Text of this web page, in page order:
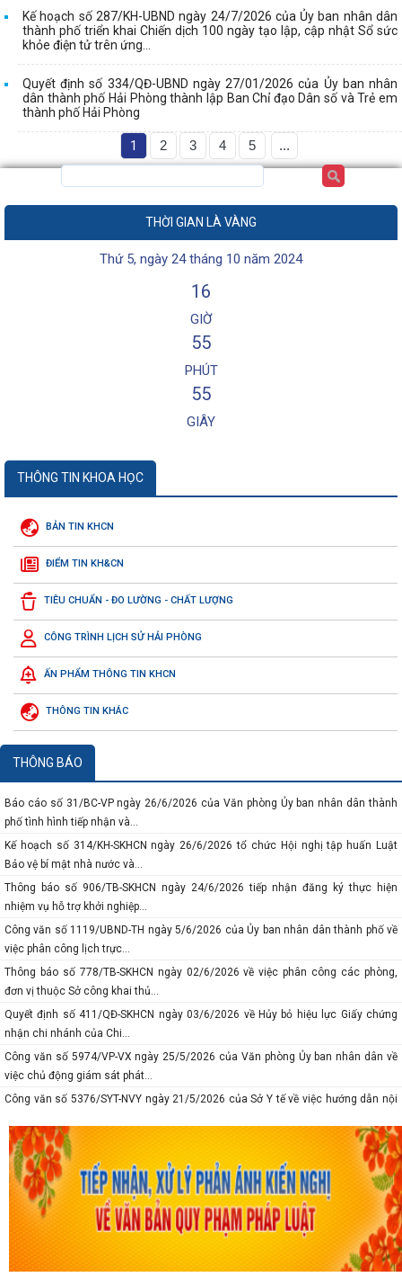
Kế hoạch số 287/KH-UBND ngày 24/7/2026 của Ủy ban nhân dân
thành phố triển khai Chiến dịch 100 ngày tạo lập, cập nhật Sổ sức
khỏe điện tử trên ứng...
Quyết định số 334/QĐ-UBND ngày 27/01/2026 của Ủy ban nhân
dân thành phố Hải Phòng thành lập Ban Chỉ đạo Dân số và Trẻ em
thành phố Hải Phòng
1 2 3 4 5 ...
THỜI GIAN LÀ VÀNG
Thứ 5, ngày 24 tháng 10 năm 2024
16
GIỜ
55
PHÚT
55
GIÂY
THÔNG TIN KHOA HỌC
BẢN TIN KHCN
ĐIỂM TIN KH&CN
TIÊU CHUẨN - ĐO LƯỜNG - CHẤT LƯỢNG
CÔNG TRÌNH LỊCH SỬ HẢI PHÒNG
ẤN PHẨM THÔNG TIN KHCN
THÔNG TIN KHÁC
THÔNG BÁO
Thông báo số 117-TB/VPTW ngày 04/7/2026 của của Văn phòng Trung ương
Đảng về Kết luận của đồng chí...
Công văn số 3219/SKHCN-QLCN ngày 23/7/2026 về việc đề cử doanh nghiệp
Báo cáo số 134-BC/ĐU ngày 10/7/2026 của Đảng ủy Ủy ban nhân dân thành
phố sơ kết công tác 6 tháng...
Báo cáo số 458/BC-SKHCN ngày 06/7/2026 tổng kết việc thi hành pháp luật về
Thông báo số 934/TB-SKHCN ngày 29/6/2026 về việc tiếp nhận hồ sơ đề nghị
hỗ trợ theo phương thức hỗ...
Báo cáo số 31/BC-VP ngày 26/6/2026 của Văn phòng Ủy ban nhân dân thành
phố tình hình tiếp nhận và...
Kế hoạch số 314/KH-SKHCN ngày 26/6/2026 tổ chức Hội nghị tập huấn Luật
Bảo vệ bí mật nhà nước và...
Thông báo số 906/TB-SKHCN ngày 24/6/2026 tiếp nhận đăng ký thực hiện
nhiệm vụ hỗ trợ khởi nghiệp...
Công văn số 1119/UBND-TH ngày 5/6/2026 của Ủy ban nhân dân thành phố về
việc phân công lịch trực...
Thông báo số 778/TB-SKHCN ngày 02/6/2026 về việc phân công các phòng,
đơn vị thuộc Sở công khai thủ...
Quyết định số 411/QĐ-SKHCN ngày 03/6/2026 về Hủy bỏ hiệu lực Giấy chứng
nhận chi nhánh của Chi...
Công văn số 5974/VP-VX ngày 25/5/2026 của Văn phòng Ủy ban nhân dân về
việc chủ động giám sát phát...
Công văn số 5376/SYT-NVY ngày 21/5/2026 của Sở Y tế về việc hướng dẫn nội
Thông báo số 618/TB-SKHCN ngày 10/5/2026 Số điện thoại đường dây nóng và
trang Facebook tiếp nhận...
Báo cáo số 277-BC/TU ngày 08/5/2026 của Thành ủy về tình hình thự hiện
nhiệm vụ tháng 4; nhiệm vụ,...
Thông báo số 375-TB/TU ngày 8/5/2026 Ý kiến của Ban thường vụ Thành ủy về
tình hình thực hiện nhiệm...
Công văn số 5167/VP-VX ngày 10/5/2026 của Văn phòng Ủy ban nhân dân